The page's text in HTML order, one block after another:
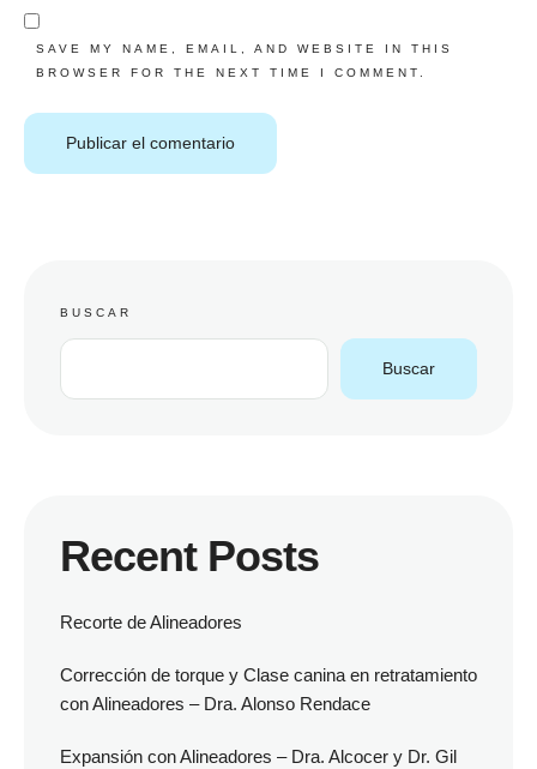
SAVE MY NAME, EMAIL, AND WEBSITE IN THIS
BROWSER FOR THE NEXT TIME I COMMENT.
BUSCAR
Buscar
Recent Posts
Recorte de Alineadores
Corrección de torque y Clase canina en retratamiento
con Alineadores – Dra. Alonso Rendace
Expansión con Alineadores – Dra. Alcocer y Dr. Gil